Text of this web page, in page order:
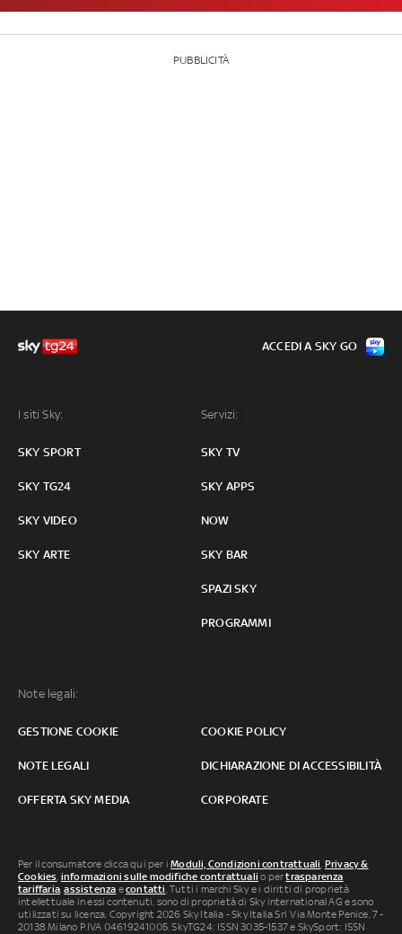
PUBBLICITÀ
I siti Sky:
SKY SPORT
SKY TG24
SKY VIDEO
SKY ARTE
Servizi:
SKY TV
SKY APPS
NOW
SKY BAR
SPAZI SKY
PROGRAMMI
Note legali:
GESTIONE COOKIE COOKIE POLICY
NOTE LEGALI DICHIARAZIONE DI ACCESSIBILITÀ
OFFERTA SKY MEDIA CORPORATE
ACCEDI A SKY GO
Per il consumatore clicca qui per iModuli, Condizioni contrattuali, Privacy &
Cookies, informazioni sulle modifiche contrattuali o pertrasparenza
tariffaria,assistenza econtatti. Tutti i marchi Sky e i diritti di proprietà
intellettuale in essi contenuti, sono di proprietà di Sky international AG e sono
utilizzati su licenza. Copyright 2026 Sky Italia - Sky Italia Srl Via Monte Penice, 7 -
20138 Milano P.IVA 04619241005. SkyTG24: ISSN 3035-1537 e SkySport: ISSN